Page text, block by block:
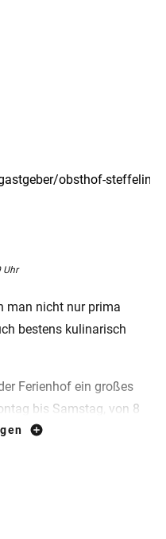
obsthof-steffelin-
Uhr
man nicht nur prima
bestens kulinarisch
Ferienhof ein großes
bis Samstag, von 8
Sonntag auf Anfrage ab